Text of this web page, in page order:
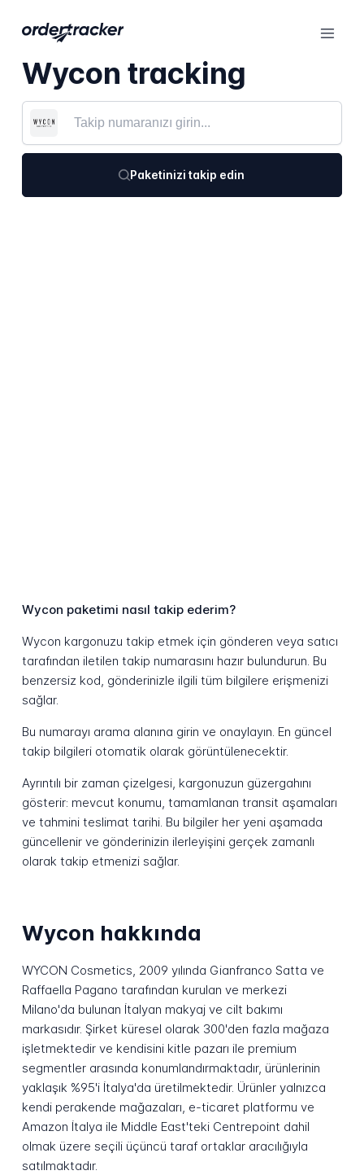
Wycon tracking
Paketinizi takip edin
Wycon paketimi nasıl takip ederim?
Wycon kargonuzu takip etmek için gönderen veya satıcı
tarafından iletilen takip numarasını hazır bulundurun. Bu
benzersiz kod, gönderinizle ilgili tüm bilgilere erişmenizi
sağlar.
Bu numarayı arama alanına girin ve onaylayın. En güncel
takip bilgileri otomatik olarak görüntülenecektir.
Ayrıntılı bir zaman çizelgesi, kargonuzun güzergahını
gösterir: mevcut konumu, tamamlanan transit aşamaları
ve tahmini teslimat tarihi. Bu bilgiler her yeni aşamada
güncellenir ve gönderinizin ilerleyişini gerçek zamanlı
olarak takip etmenizi sağlar.
Wycon hakkında
WYCON Cosmetics, 2009 yılında Gianfranco Satta ve
Raffaella Pagano tarafından kurulan ve merkezi
Milano'da bulunan İtalyan makyaj ve cilt bakımı
markasıdır. Şirket küresel olarak 300'den fazla mağaza
işletmektedir ve kendisini kitle pazarı ile premium
segmentler arasında konumlandırmaktadır, ürünlerinin
yaklaşık %95'i İtalya'da üretilmektedir. Ürünler yalnızca
kendi perakende mağazaları, e-ticaret platformu ve
Amazon İtalya ile Middle East'teki Centrepoint dahil
olmak üzere seçili üçüncü taraf ortaklar aracılığıyla
satılmaktadır.